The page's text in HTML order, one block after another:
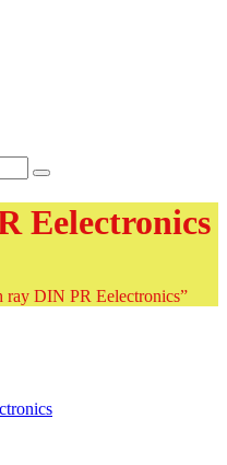
Eelectronics
ray DIN PR Eelectronics”